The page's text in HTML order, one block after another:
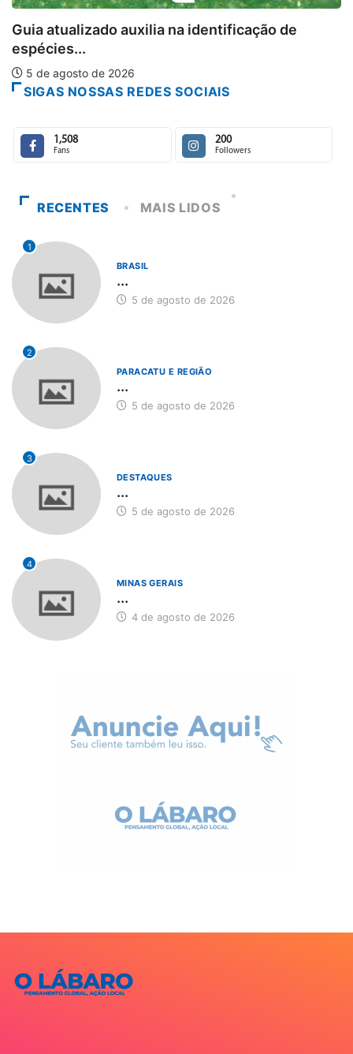
Guia atualizado auxilia na identificação de
espécies...
5 de agosto de 2026
SIGAS NOSSAS REDES SOCIAIS
1,508
Fans
200
Followers
RECENTES MAIS LIDOS
1
BRASIL
...
5 de agosto de 2026
2
PARACATU E REGIÃO
...
5 de agosto de 2026
3
DESTAQUES
...
5 de agosto de 2026
4
MINAS GERAIS
...
4 de agosto de 2026